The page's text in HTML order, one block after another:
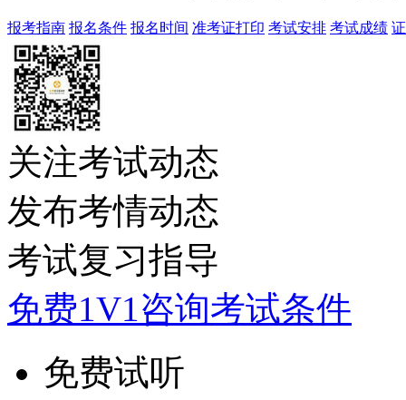
报考指南 报名条件 报名时间 准考证打印 考试安排 考试成绩
关注考试动态
发布考情动态
考试复习指导
免费1V1咨询考试条件
免费试听